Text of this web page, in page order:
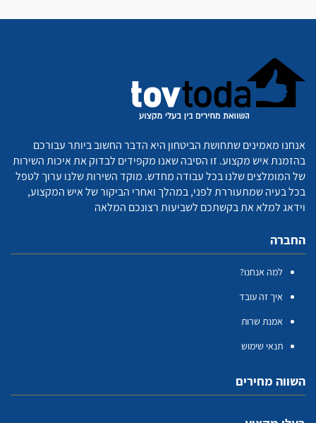
אנחנו מאמינים שתחושת הביטחון היא הדבר החשוב ביותר עבורכם
בהזמנת איש מקצוע. זו הסיבה שאנו מקפידים לבדוק את איכות השירות
של המומלצים שלנו בכל עבודה מחדש. מוקד השירות שלנו ערוך לטפל
בכל בעיה שמתעוררת לפני, במהלך ואחרי הביקור של איש המקצוע,
וידאג למלא את בקשתכם לשביעות רצונכם המלאה
החברה
למה אנחנו?
איך זה עובד
אמנת שרות
תנאי שימוש
השווה מחירים